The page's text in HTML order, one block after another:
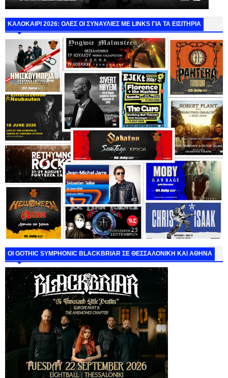
ΚΑΛΟΚΑΙΡΙ 2026: ΟΛΕΣ ΟΙ ΣΥΝΑΥΛΙΕΣ ΜΕ LINKS ΓΙΑ ΤΑ ΕΙΣΙΤΗΡΙΑ
ΟΙ GOTHIC SYMPHONIC BLACKBRIAR ΣΕ ΘΕΣΣΑΛΟΝΙΚΗ ΚΑΙ ΑΘΗΝΑ